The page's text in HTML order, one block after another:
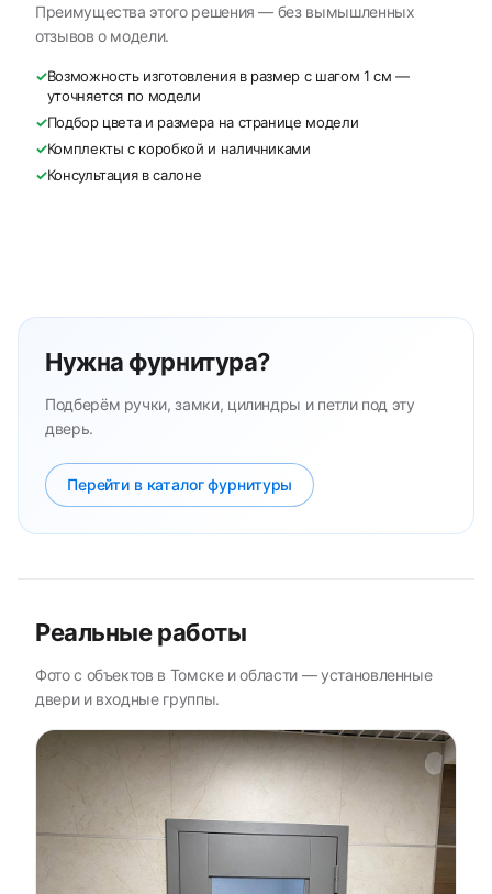
Преимущества этого решения — без вымышленных
отзывов о модели.
✓Возможность изготовления в размер с шагом 1 см —
уточняется по модели
✓Подбор цвета и размера на странице модели
✓Комплекты с коробкой и наличниками
✓Консультация в салоне
Нужна фурнитура?
Подберём ручки, замки, цилиндры и петли под эту
дверь.
Перейти в каталог фурнитуры
Реальные работы
Фото с объектов в Томске и области — установленные
двери и входные группы.